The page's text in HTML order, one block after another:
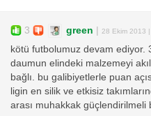
3 green | 28 Ekim 2013
kötü futbolumuz devam ediyor.
daumun elindeki malzemeyi
bağlı. bu galibiyetlerle puan
ligin en silik ve etkisiz
arası muhakkak güçlendirilmeli